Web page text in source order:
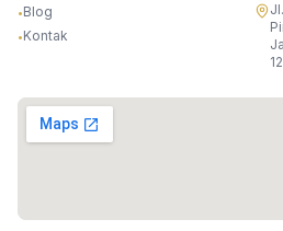
•Blog
•Kontak